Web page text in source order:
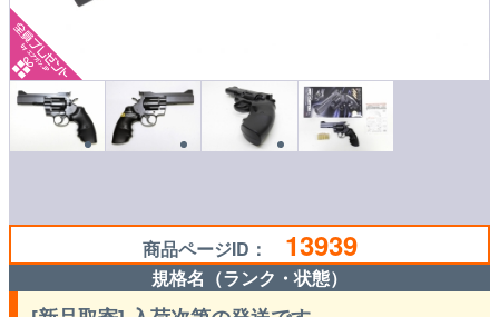
商品ページID： 13939
規格名（ランク・状態）